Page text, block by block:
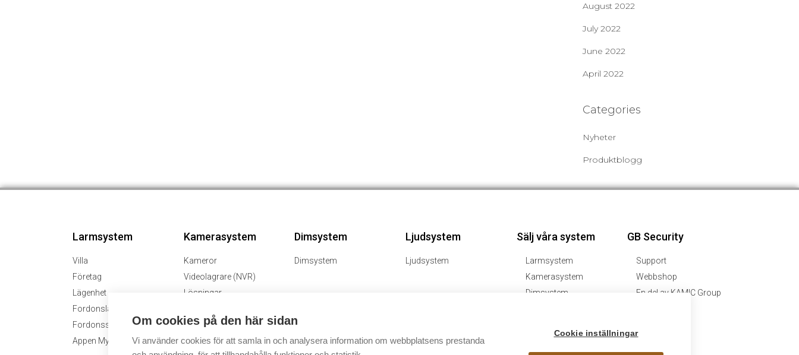
August 2022
July 2022
June 2022
April 2022
Categories
Nyheter
Produktblogg
Larmsystem
Villa
Företag
Lägenhet
Fordonslarm
Fordonsspårning
Appen MyJablotron
Kamerasystem
Kameror
Videolagrare (NVR)
Lösningar
Dimsystem
Dimsystem
Ljudsystem
Ljudsystem
Sälj våra system
Larmsystem
Kamerasystem
Dimsystem
GB Security
Support
Webbshop
En del av KAMIC Group
Om cookies på den här sidan
Vi använder cookies för att samla in och analysera information om webbplatsens prestanda
Cookie inställningar